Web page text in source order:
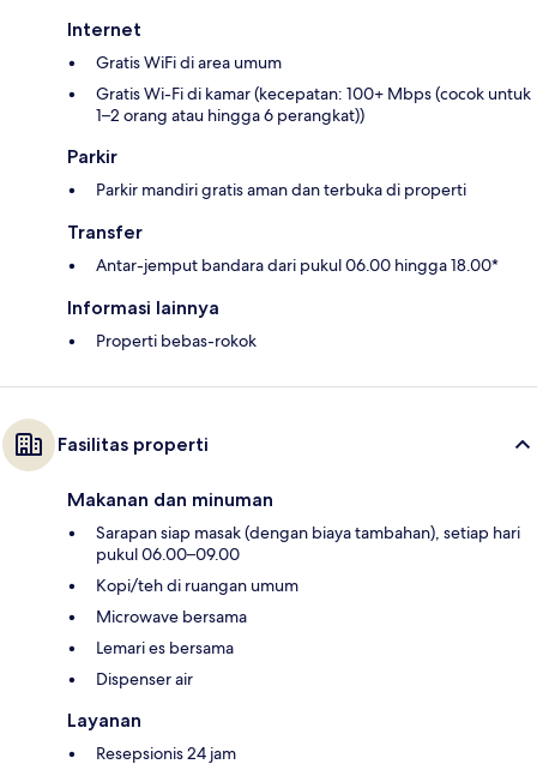
Internet
Gratis WiFi di area umum
Gratis Wi-Fi di kamar (kecepatan: 100+ Mbps (cocok untuk
1–2 orang atau hingga 6 perangkat))
Parkir
Parkir mandiri gratis aman dan terbuka di properti
Transfer
Antar-jemput bandara dari pukul 06.00 hingga 18.00*
Informasi lainnya
Properti bebas-rokok
Fasilitas properti
Makanan dan minuman
Sarapan siap masak (dengan biaya tambahan), setiap hari
pukul 06.00–09.00
Kopi/teh di ruangan umum
Microwave bersama
Lemari es bersama
Dispenser air
Layanan
Resepsionis 24 jam